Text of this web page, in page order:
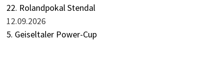
22. Rolandpokal Stendal
12.09.2026
5. Geiseltaler Power-Cup